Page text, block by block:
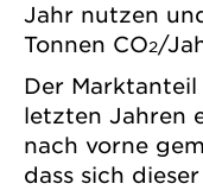
Jahr nutzen
Tonnen CO2/
Der
letzten Jahren
nach vorne
dass sich